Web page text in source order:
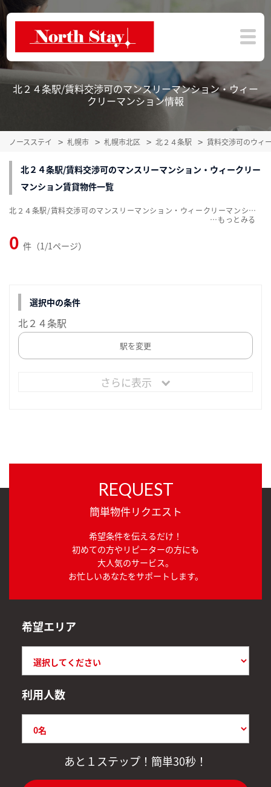
北２４条駅/賃料交渉可のマンスリーマンション・ウィー
クリーマンション情報
ノースステイ 札幌市 札幌市北区 北２４条駅 賃料交渉可のウィ
北２４条駅/賃料交渉可のマンスリーマンション・ウィークリー
マンション賃貸物件一覧
0 件（1/1ページ）
北２４条駅/賃料交渉可のマンスリーマンション・ウィークリーマンション賃貸物件一覧を掲載中。敷金・礼金無料、家具・家電付をご紹介。こだわり条件での絞込みも簡単！
…
選択中の条件
北２４条駅
駅を変更
さらに表示
REQUEST
簡単物件リクエスト
希望条件を伝えるだけ！
初めての方やリピーターの方にも
大人気のサービス。
お忙しいあなたをサポートします。
希望エリア
利用人数
あと１ステップ！簡単30秒！